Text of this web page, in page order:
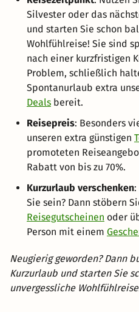
Silvester oder das
und starten Sie schon
Wohlfühlreise! Sie sind
nach einer kurzfristigen
Problem, schließlich
Spontanurlaub extra
Deals bereit.
Reisepreis: Besonders
unseren extra günstigen
promoteten
Rabatt von bis zu 70%.
Kurzurlaub verschenken
Sie sein? Dann stöbern
Reisegutscheinen oder
Person mit einem
Neugierig geworden? Dann
Kurzurlaub und starten Sie
unvergessliche